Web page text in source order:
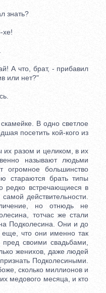
знать?
хе!
А что, брат, - прибавил
или нет?"
В одно светлое
посетить кой-кого из
их разом и целиком, в их
называют людьми
огромное большинство
стараются брать типы
редко встречающиеся в
действительности.
но отнюдь не
тотчас же стали
Подколесина. Они и до
еще, что они именно так
своими свадьбами,
женихов, даже людей
Подколесиными.
сколько миллионов и
медового месяца, и кто